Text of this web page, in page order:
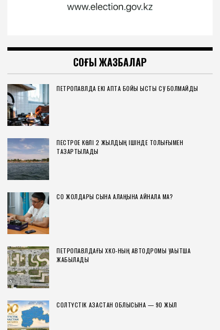
СОҢҒЫ ЖАЗБАЛАР
ПЕТРОПАВЛДА ЕКІ АПТА БОЙЫ ЫСТЫҚ СУ БОЛМАЙДЫ
ПЕСТРОЕ КӨЛІ 2 ЖЫЛДЫҢ ІШІНДЕ ТОЛЫҒЫМЕН
ТАЗАРТЫЛАДЫ
СҚО ЖОЛДАРЫ СЫНАҚ АЛАҢЫНА АЙНАЛА МА?
ПЕТРОПАВЛДАҒЫ ХҚКО-НЫҢ АВТОДРОМЫ УАҚЫТША
ЖАБЫЛАДЫ
СОЛТҮСТІК ҚАЗАҚСТАН ОБЛЫСЫНА — 90 ЖЫЛ